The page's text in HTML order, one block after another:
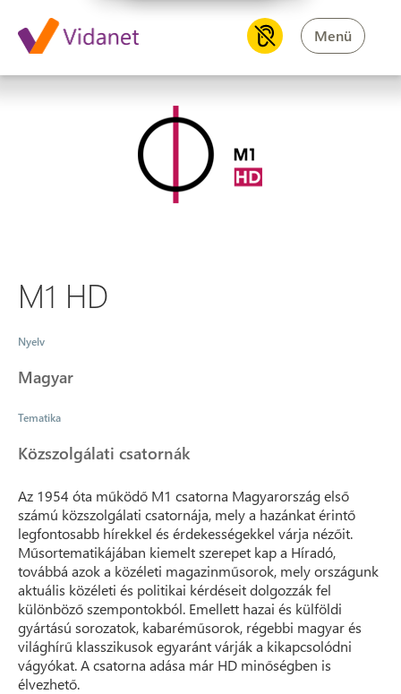
Menü
M1 HD
M1 HD
Nyelv
Magyar
Tematika
Közszolgálati csatornák
Az 1954 óta működő M1 csatorna Magyarország első
számú közszolgálati csatornája, mely a hazánkat érintő
legfontosabb hírekkel és érdekességekkel várja nézőit.
Műsortematikájában kiemelt szerepet kap a Híradó,
továbbá azok a közéleti magazinműsorok, mely országunk
aktuális közéleti és politikai kérdéseit dolgozzák fel
különböző szempontokból. Emellett hazai és külföldi
gyártású sorozatok, kabaréműsorok, régebbi magyar és
világhírű klasszikusok egyaránt várják a kikapcsolódni
vágyókat. A csatorna adása már HD minőségben is
élvezhető.